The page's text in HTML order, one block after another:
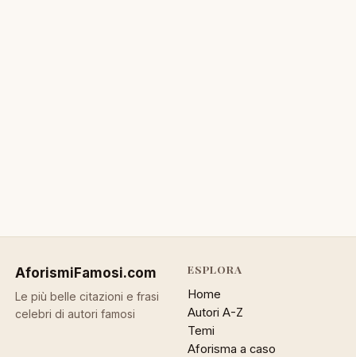
AforismiFamosi.com
Le più belle citazioni e frasi
celebri di autori famosi
ESPLORA
Home
Autori A-Z
Temi
Aforisma a caso